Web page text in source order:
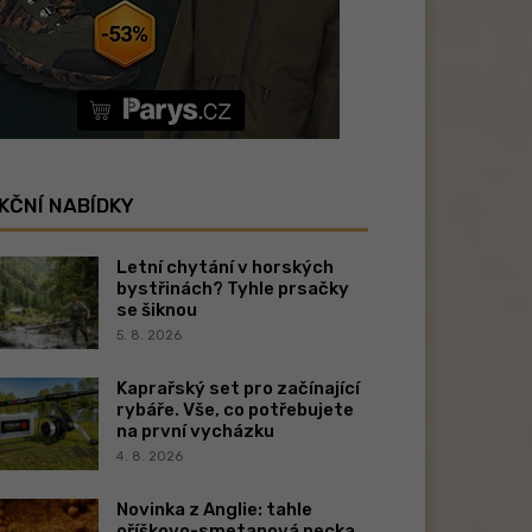
NABÍDKY
Letní chytání v horských
bystřinách? Tyhle prsačky
se šiknou
5. 8. 2026
Kaprařský set pro začínající
rybáře. Vše, co potřebujete
na první vycházku
4. 8. 2026
Novinka z Anglie: tahle